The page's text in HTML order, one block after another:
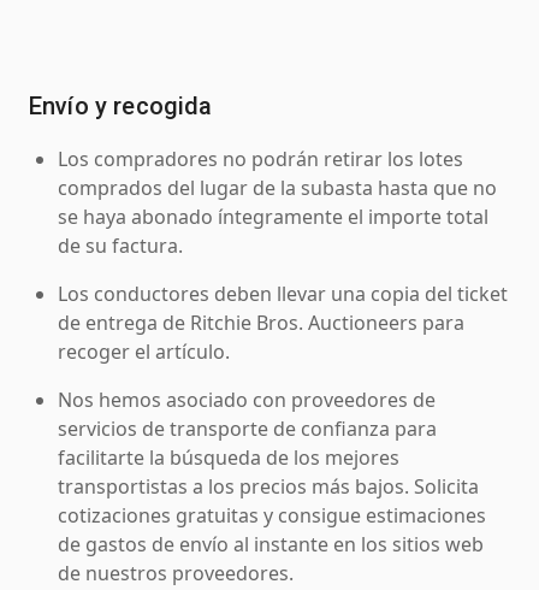
Envío y recogida
Los compradores no podrán retirar los lotes
comprados del lugar de la subasta hasta que no
se haya abonado íntegramente el importe total
de su factura.
Los conductores deben llevar una copia del ticket
de entrega de Ritchie Bros. Auctioneers para
recoger el artículo.
Nos hemos asociado con proveedores de
servicios de transporte de confianza para
facilitarte la búsqueda de los mejores
transportistas a los precios más bajos. Solicita
cotizaciones gratuitas y consigue estimaciones
de gastos de envío al instante en los sitios web
de nuestros proveedores.